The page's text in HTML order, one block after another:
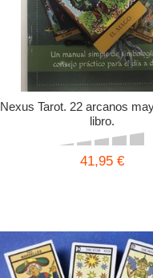
Nexus Tarot. 22 arcanos
libro.
41,95 €